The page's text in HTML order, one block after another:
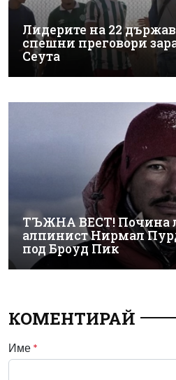
Лидерите на 22
спешни преговори
Сеута
ТЪЖНА ВЕСТ! Почина
алпинист Нирмал
под Броуд Пик
КОМЕНТИРАЙ
Име *